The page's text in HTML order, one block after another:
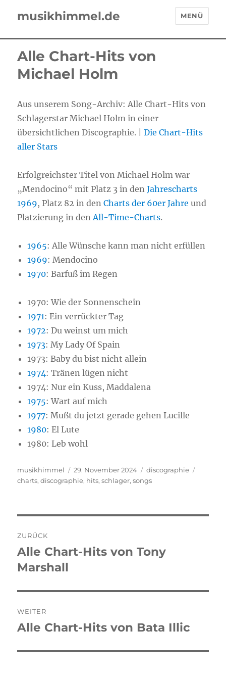
musikhimmel.de MENÜ
Alle Chart-Hits von
Michael Holm
Aus unserem Song-Archiv: Alle Chart-Hits von
Schlagerstar Michael Holm in einer
übersichtlichen Discographie. |Die Chart-Hits
aller Stars
Erfolgreichster Titel von Michael Holm war
„Mendocino“ mit Platz 3 in denJahrescharts
1969, Platz 82 in denCharts der 60er Jahre und
Platzierung in denAll-Time-Charts.
1965: Alle Wünsche kann man nicht erfüllen
1969: Mendocino
1970: Barfuß im Regen
1970: Wie der Sonnenschein
1971: Ein verrückter Tag
1972: Du weinst um mich
1973: My Lady Of Spain
1973: Baby du bist nicht allein
1974: Tränen lügen nicht
1974: Nur ein Kuss, Maddalena
1975: Wart auf mich
1977: Mußt du jetzt gerade gehen Lucille
1980: El Lute
1980: Leb wohl
Autor
musikhimmel
Veröffentlicht
am
29. November 2024 Kategorien
discographie
charts,discographie, hits,schlager,songs
ZURÜCK
Vorheriger
Beitrag:
Alle Chart-Hits von Tony
Marshall
WEITER
Nächster
Alle Chart-Hits von Bata Illic